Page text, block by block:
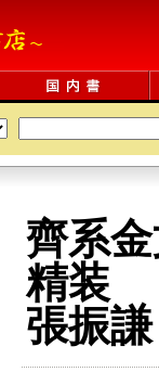
齊系
精装
張振